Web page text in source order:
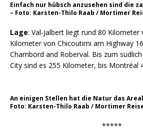
Einfach nur hübsch anzusehen sind die
– Foto: Karsten-Thilo Raab / Mortimer
Lage: Val-Jalbert liegt rund 80 Kilometer
Kilometer von Chicoutimi am Highway
Chambord and Roberval. Bis zum
City sind es 255 Kilometer, bis Montréal
An einigen Stellen hat die Natur das
Foto: Karsten-Thilo Raab / Mortimer
*****